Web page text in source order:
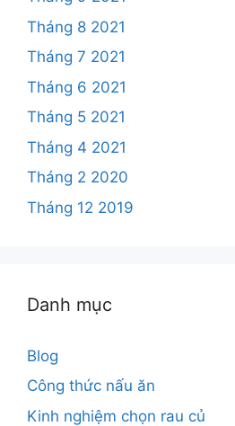
Tháng 8 2021
Tháng 7 2021
Tháng 6 2021
Tháng 5 2021
Tháng 4 2021
Tháng 2 2020
Tháng 12 2019
Danh mục
Blog
Công thức nấu ăn
Kinh nghiệm chọn rau củ